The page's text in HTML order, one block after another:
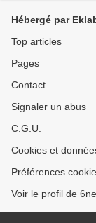
Hébergé par
Top articles
Pages
Contact
Signaler un abus
C.G.U.
Cookies et
Préférences
Voir le profil de